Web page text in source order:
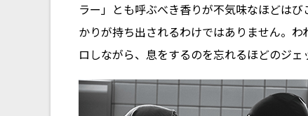
ラー」とも呼ぶべき香りが不気味なほどは
かりが持ち出されるわけではありません。
ロしながら、息をするのを忘れるほどのジェ